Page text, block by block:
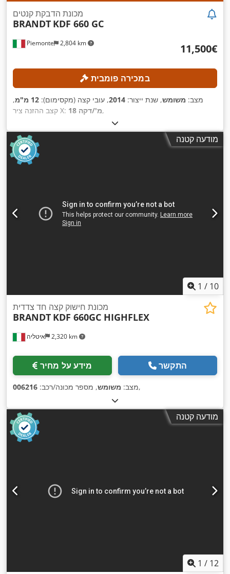
Piemonte 2,804 km
מכונת הדבקת קנטים
BRANDT KDF 660 GC
‏11,500 ‏€
במכירה פומבית
מצב: משומש, שנת ייצור: 2014, עובי קצה (מקסימום): 12 מ"מ
,
קצב ההזנה ציר X:
18 מ'/דקה,
מודעה קטנה
1 / 10
איטליה 2,320 km
מכונת חישוק קצה חד צדדית
BRANDT KDF 660GC HIGHFLEX
מידע על מחיר התקשר
מצב: משומש, מספר מכונה/רכב: 006216 ,
מודעה קטנה
1 / 12